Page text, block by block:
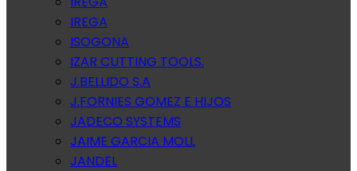
IREGA
ISOGONA
IZAR CUTTING TOOLS.
J.BELLIDO S.A
J.FORNIES GOMEZ E HIJOS
JADECO SYSTEMS
JAIME GARCIA MOLL
JANDEL